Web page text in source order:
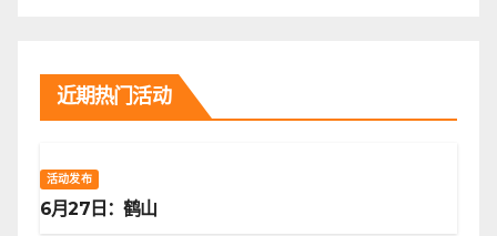
近期热门活动
活动发布
6月27日：鹤山